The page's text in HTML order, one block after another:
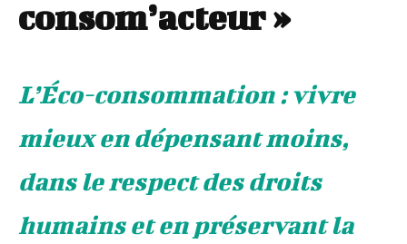
consom’acteur »
L’Éco-consommation : vivre
mieux en dépensant moins,
dans le respect des droits
humains et en préservant la